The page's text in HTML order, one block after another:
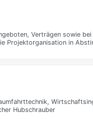
Verträgen sowie
Projektorganisation in
Hubschrauber